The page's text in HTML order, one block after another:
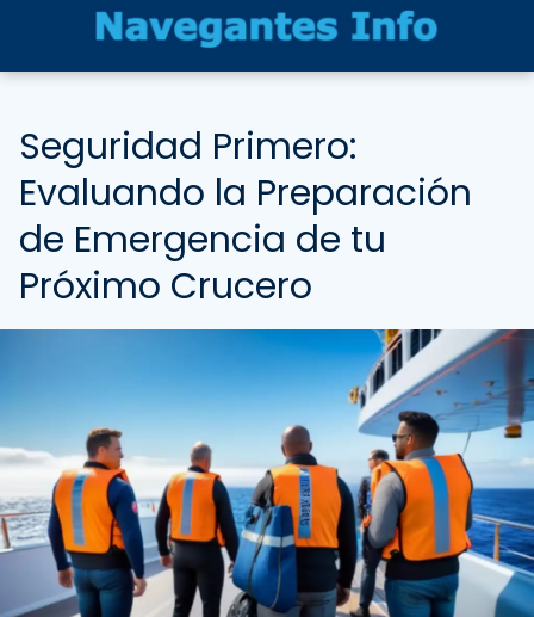
Seguridad Primero:
Evaluando la Preparación
de Emergencia de tu
Próximo Crucero